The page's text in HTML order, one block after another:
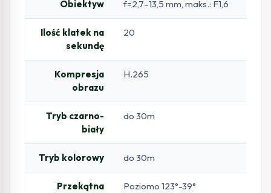
Obiektyw f=2,7–13,5 mm, maks.: F1,6
Ilość klatek na
sekundę
20
Kompresja
obrazu
H.265
Tryb czarno-
biały
do 30m
Tryb kolorowy do 30m
Przekątna
Poziomo 123°-39°